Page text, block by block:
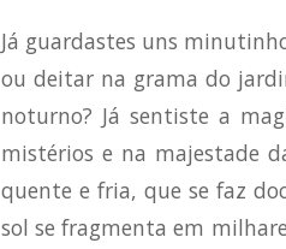
Já guardastes uns
ou deitar na grama do
noturno? Já sentiste a
mistérios e na majestade
quente e fria, que se faz
sol se fragmenta em